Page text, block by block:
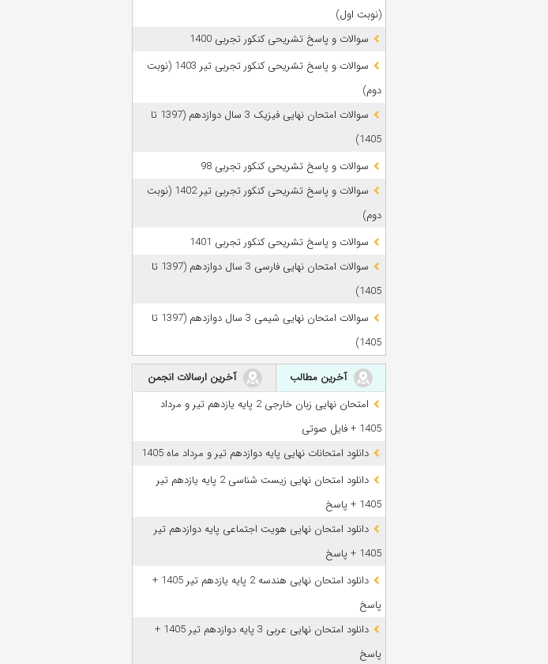
(نوبت اول)
سوالات و پاسخ تشریحی کنکور تجربی 1400
سوالات و پاسخ تشریحی کنکور تجربی تیر 1403 (نوبت
دوم)
سوالات امتحان نهایی فیزیک 3 سال دوازدهم (1397 تا
1405)
سوالات و پاسخ تشریحی کنکور تجربی 98
سوالات و پاسخ تشریحی کنکور تجربی تیر 1402 (نوبت
دوم)
سوالات و پاسخ تشریحی کنکور تجربی 1401
سوالات امتحان نهایی فارسی 3 سال دوازدهم (1397 تا
1405)
سوالات امتحان نهایی شیمی 3 سال دوازدهم (1397 تا
1405)
آخرین مطالب
آخرین ارسالات انجمن
امتحان نهایی زبان خارجی 2 پایه یازدهم تیر و مرداد
1405 + فایل صوتی
دانلود امتحانات نهایی پایه دوازدهم تیر و مرداد ماه 1405
دانلود امتحان نهایی زیست شناسی 2 پایه یازدهم تیر
1405 + پاسخ
دانلود امتحان نهایی هویت اجتماعی پایه دوازدهم تیر
1405 + پاسخ
دانلود امتحان نهایی هندسه 2 پایه یازدهم تیر 1405 +
پاسخ
دانلود امتحان نهایی عربی 3 پایه دوازدهم تیر 1405 +
پاسخ